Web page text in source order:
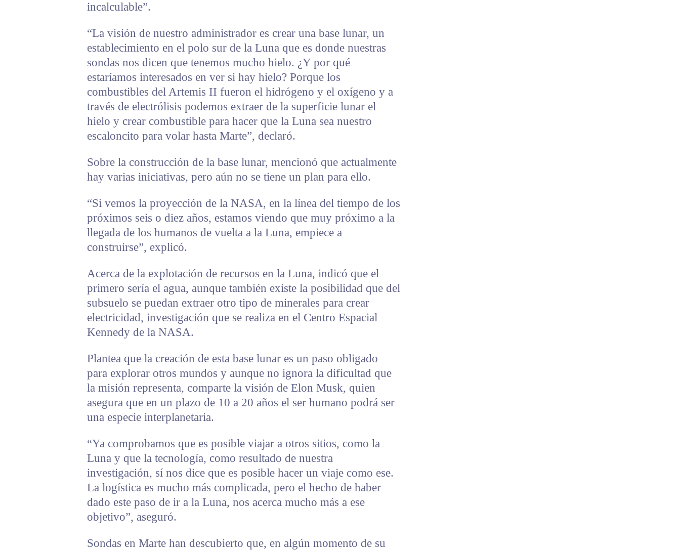
incalculable”.
“La visión de nuestro administrador es crear una base lunar, un
establecimiento en el polo sur de la Luna que es donde nuestras
sondas nos dicen que tenemos mucho hielo. ¿Y por qué
estaríamos interesados en ver si hay hielo? Porque los
combustibles del Artemis II fueron el hidrógeno y el oxígeno y a
través de electrólisis podemos extraer de la superficie lunar el
hielo y crear combustible para hacer que la Luna sea nuestro
escaloncito para volar hasta Marte”, declaró.
Sobre la construcción de la base lunar, mencionó que actualmente
hay varias iniciativas, pero aún no se tiene un plan para ello.
“Si vemos la proyección de la NASA, en la línea del tiempo de los
próximos seis o diez años, estamos viendo que muy próximo a la
llegada de los humanos de vuelta a la Luna, empiece a
construirse”, explicó.
Acerca de la explotación de recursos en la Luna, indicó que el
primero sería el agua, aunque también existe la posibilidad que del
subsuelo se puedan extraer otro tipo de minerales para crear
electricidad, investigación que se realiza en el Centro Espacial
Kennedy de la NASA.
Plantea que la creación de esta base lunar es un paso obligado
para explorar otros mundos y aunque no ignora la dificultad que
la misión representa, comparte la visión de Elon Musk, quien
asegura que en un plazo de 10 a 20 años el ser humano podrá ser
una especie interplanetaria.
“Ya comprobamos que es posible viajar a otros sitios, como la
Luna y que la tecnología, como resultado de nuestra
investigación, sí nos dice que es posible hacer un viaje como ese.
La logística es mucho más complicada, pero el hecho de haber
dado este paso de ir a la Luna, nos acerca mucho más a ese
objetivo”, aseguró.
Sondas en Marte han descubierto que, en algún momento de su